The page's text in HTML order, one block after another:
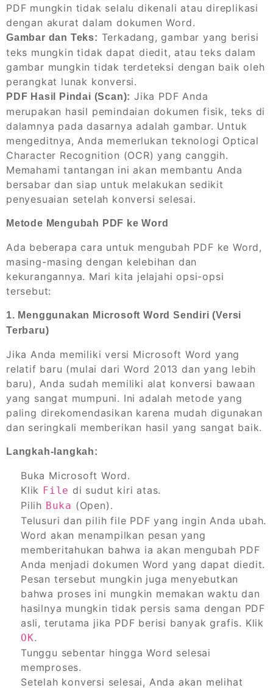
PDF mungkin tidak selalu dikenali atau direplikasi
dengan akurat dalam dokumen Word.
Gambar dan Teks: Terkadang, gambar yang berisi
teks mungkin tidak dapat diedit, atau teks dalam
gambar mungkin tidak terdeteksi dengan baik oleh
perangkat lunak konversi.
PDF Hasil Pindai (Scan): Jika PDF Anda
merupakan hasil pemindaian dokumen fisik, teks di
dalamnya pada dasarnya adalah gambar. Untuk
mengeditnya, Anda memerlukan teknologi Optical
Character Recognition (OCR) yang canggih.
Memahami tantangan ini akan membantu Anda
bersabar dan siap untuk melakukan sedikit
penyesuaian setelah konversi selesai.
Metode Mengubah PDF ke Word
Ada beberapa cara untuk mengubah PDF ke Word,
masing-masing dengan kelebihan dan
kekurangannya. Mari kita jelajahi opsi-opsi
tersebut:
1. Menggunakan Microsoft Word Sendiri (Versi
Terbaru)
Jika Anda memiliki versi Microsoft Word yang
relatif baru (mulai dari Word 2013 dan yang lebih
baru), Anda sudah memiliki alat konversi bawaan
yang sangat mumpuni. Ini adalah metode yang
paling direkomendasikan karena mudah digunakan
dan seringkali memberikan hasil yang sangat baik.
Langkah-langkah:
Buka Microsoft Word.
Klik File di sudut kiri atas.
Pilih Buka (Open).
Telusuri dan pilih file PDF yang ingin Anda ubah.
Word akan menampilkan pesan yang
memberitahukan bahwa ia akan mengubah PDF
Anda menjadi dokumen Word yang dapat diedit.
Pesan tersebut mungkin juga menyebutkan
bahwa proses ini mungkin memakan waktu dan
hasilnya mungkin tidak persis sama dengan PDF
asli, terutama jika PDF berisi banyak grafis. Klik
OK.
Tunggu sebentar hingga Word selesai
memproses.
Setelah konversi selesai, Anda akan melihat